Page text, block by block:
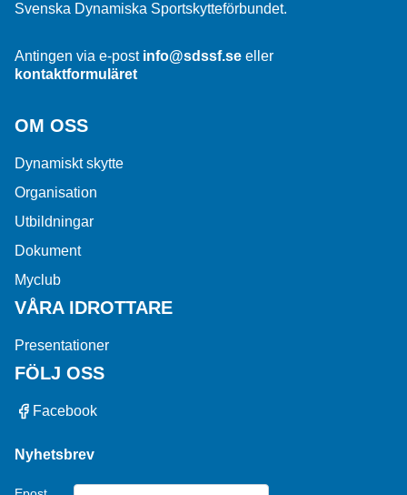
Svenska Dynamiska Sportskytteförbundet.
Antingen via e-post info@sdssf.se eller
kontaktformuläret
OM OSS
Dynamiskt skytte
Organisation
Utbildningar
Dokument
Myclub
VÅRA IDROTTARE
Presentationer
FÖLJ OSS
Facebook
Nyhetsbrev